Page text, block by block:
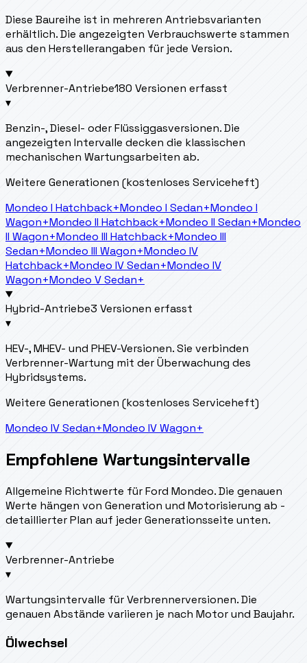
Diese Baureihe ist in mehreren Antriebsvarianten
erhältlich. Die angezeigten Verbrauchswerte stammen
aus den Herstellerangaben für jede Version.
Verbrenner-Antriebe180 Versionen erfasst
▾
Benzin-, Diesel- oder Flüssiggasversionen. Die
angezeigten Intervalle decken die klassischen
mechanischen Wartungsarbeiten ab.
Weitere Generationen (kostenloses Serviceheft)
Mondeo I Hatchback+Mondeo I Sedan+Mondeo I
Wagon+Mondeo II Hatchback+Mondeo II Sedan+Mondeo
II Wagon+Mondeo III Hatchback+Mondeo III
Sedan+Mondeo III Wagon+Mondeo IV
Hatchback+Mondeo IV Sedan+Mondeo IV
Wagon+Mondeo V Sedan+
Hybrid-Antriebe3 Versionen erfasst
▾
HEV-, MHEV- und PHEV-Versionen. Sie verbinden
Verbrenner-Wartung mit der Überwachung des
Hybridsystems.
Weitere Generationen (kostenloses Serviceheft)
Mondeo IV Sedan+Mondeo IV Wagon+
Empfohlene Wartungsintervalle
Allgemeine Richtwerte für Ford Mondeo. Die genauen
Werte hängen von Generation und Motorisierung ab -
detaillierter Plan auf jeder Generationsseite unten.
Verbrenner-Antriebe
▾
Wartungsintervalle für Verbrennerversionen. Die
genauen Abstände variieren je nach Motor und Baujahr.
Ölwechsel